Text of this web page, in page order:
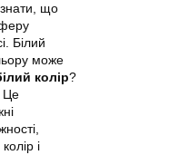
що
Білий
може
колір?
Це
і